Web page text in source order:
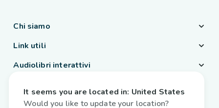
Chi siamo
Link utili
Audiolibri interattivi
Italia / Italiano
It seems you are located in: United States
Would you like to update your location?